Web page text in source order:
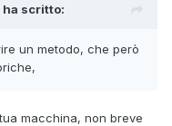
scritto:
un metodo, che però
macchina, non breve